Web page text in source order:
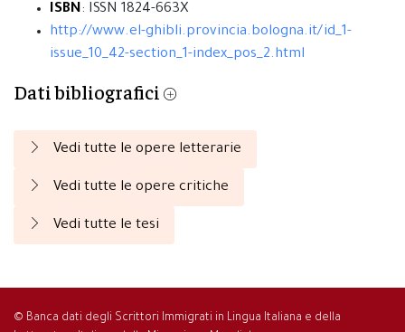
ISBN: ISSN 1824-663X
http://www.el-ghibli.provincia.bologna.it/id_1-
issue_10_42-section_1-index_pos_2.html
Dati bibliografici
Vedi tutte le opere letterarie
Vedi tutte le opere critiche
Vedi tutte le tesi
© Banca dati degli Scrittori Immigrati in Lingua Italiana e della